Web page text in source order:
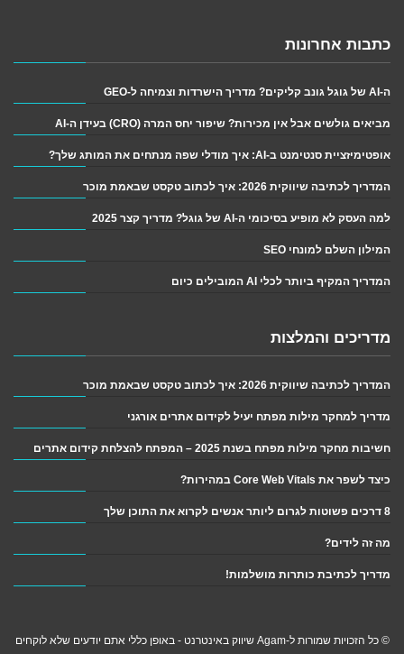
כתבות אחרונות
ה-AI של גוגל גונב קליקים? מדריך הישרדות וצמיחה ל-GEO
מביאים גולשים אבל אין מכירות? שיפור יחס המרה (CRO) בעידן ה-AI
אופטימיזציית סנטימנט ב-AI: איך מודלי שפה מנתחים את המותג שלך?
המדריך לכתיבה שיווקית 2026: איך לכתוב טקסט שבאמת מוכר
למה העסק לא מופיע בסיכומי ה-AI של גוגל? מדריך קצר 2025
המילון השלם למונחי SEO
המדריך המקיף ביותר לכלי AI המובילים כיום
מדריכים והמלצות
המדריך לכתיבה שיווקית 2026: איך לכתוב טקסט שבאמת מוכר
מדריך למחקר מילות מפתח יעיל לקידום אתרים אורגני
חשיבות מחקר מילות מפתח בשנת 2025 – המפתח להצלחת קידום אתרים
כיצד לשפר את Core Web Vitals במהירות?
8 דרכים פשוטות לגרום ליותר אנשים לקרוא את התוכן שלך
מה זה לידים?
מדריך לכתיבת כותרות מושלמות!
© כל הזכויות שמורות ל-Agam שיווק באינטרנט - באופן כללי אתם יודעים שלא לוקחים